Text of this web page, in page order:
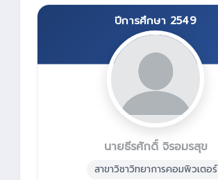
ปีการศึกษา 2549
นายธีรศักดิ์ จิรอมรสุข
สาขาวิชาวิทยาการคอมพิวเตอร์